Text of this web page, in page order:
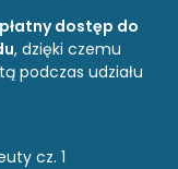
dostęp do
, dzięki czemu
podczas udziału
cz. 1